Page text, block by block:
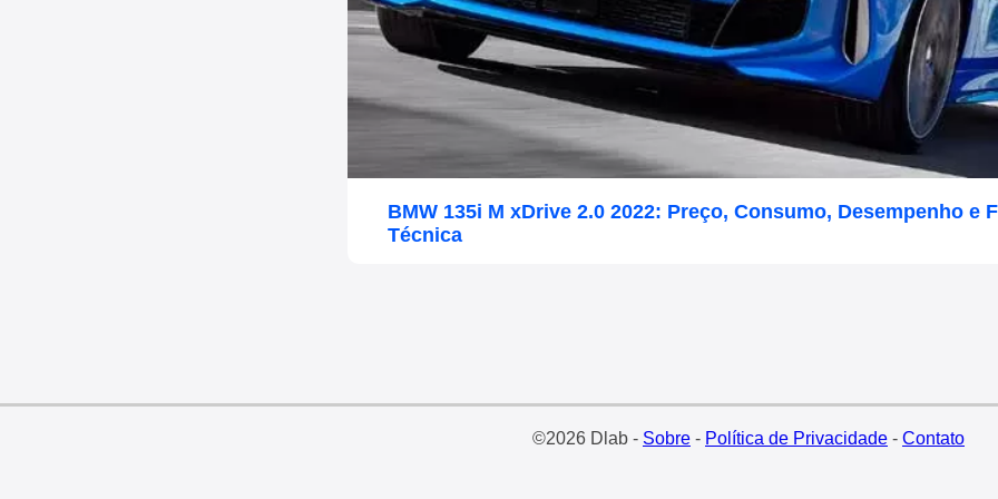
BMW 135i M xDrive 2.0 2022: Preço, Consumo, Desempenho e
Técnica
©2026 Dlab - Sobre- Política de Privacidade- Contato